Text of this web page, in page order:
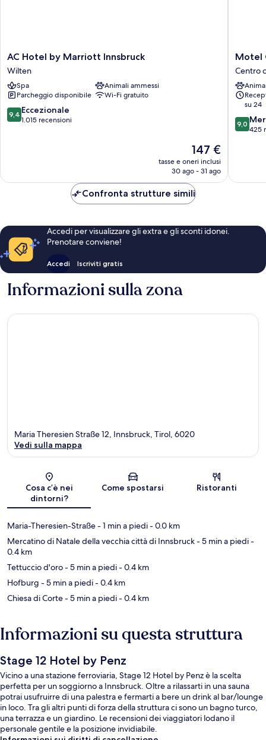
AC
Hotel
by
Marriott
Innsbruck
Wilten
AC Hotel by Marriott Innsbruck
Wilten
Spa
Animali ammessi
Parcheggio disponibile
Wi-Fi gratuito
9.4
su
9,4 Eccezionale
1.015 recensioni
Il
prezzo
attuale
147 €
147 €
tasse e oneri inclusi
30 ago - 31 ago
Motel
One
Centro
città
Motel
Centro
su 24
9.0
su
9,0
425
Confronta strutture simili
Accedi per visualizzare gli extra e gli sconti idonei.
Prenotare conviene!
Accedi Iscriviti gratis
Informazioni sulla zona
Mappa
Maria Theresien Straße 12, Innsbruck, Tirol, 6020
Vedi sulla mappa
Cosa c’è nei
dintorni?
Come spostarsi Ristoranti
Maria-Theresien-Straße- 1 min a piedi- 0.0 km
Mercatino di Natale della vecchia città di Innsbruck- 5 min a piedi-
0.4 km
Tettuccio d'oro- 5 min a piedi- 0.4 km
Hofburg - 5 min a piedi- 0.4 km
Chiesa di Corte- 5 min a piedi- 0.4 km
Informazioni su questa struttura
Stage 12 Hotel by Penz
Vicino a una stazione ferroviaria, Stage 12 Hotel by Penz è la scelta
perfetta per un soggiorno a Innsbruck. Oltre a rilassarti in una sauna
potrai usufruirre di una palestra e fermarti a bere un drink al bar/lounge
in loco. Tra gli altri punti di forza della struttura ci sono un bagno turco,
una terrazza e un giardino. Le recensioni dei viaggiatori lodano il
personale gentile e la posizione invidiabile.